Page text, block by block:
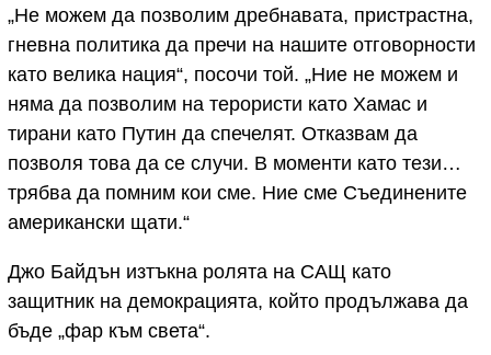
„Не можем да позволим дребнавата, пристрастна,
гневна политика да пречи на нашите отговорности
като велика нация“, посочи той. „Ние не можем и
няма да позволим на терористи като Хамас и
тирани като Путин да спечелят. Отказвам да
позволя това да се случи. В моменти като тези…
трябва да помним кои сме. Ние сме Съединените
американски щати.“
Джо Байдън изтъкна ролята на САЩ като
защитник на демокрацията, който продължава да
бъде „фар към света“.